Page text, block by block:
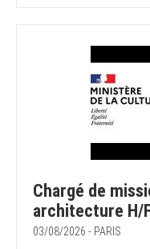
Chargé de
architecture H/
03/08/2026 - PARIS